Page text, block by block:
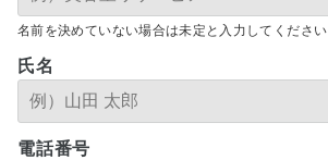
名前を決めていない場合は未定と入力してください
氏名
電話番号